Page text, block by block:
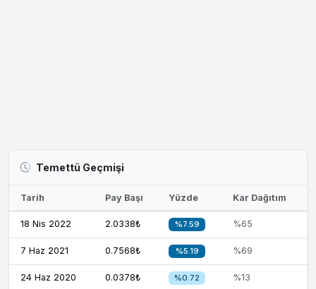
Temettü Geçmişi
Tarih Pay Başı Yüzde Kar Dağıtım
18 Nis 2022 2.0338₺ %7.59 %65
7 Haz 2021 0.7568₺ %5.19 %69
24 Haz 2020 0.0378₺ %0.72 %13